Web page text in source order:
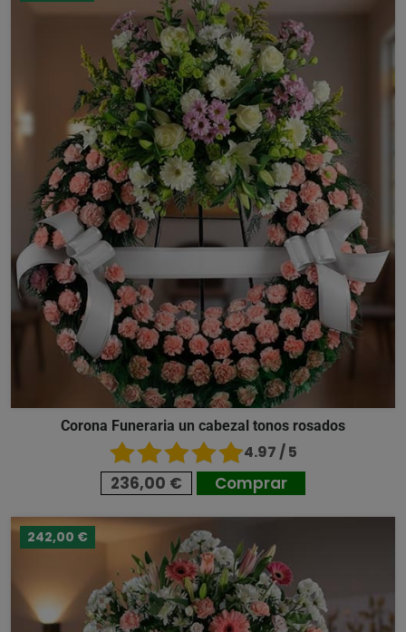
Corona Funeraria un cabezal tonos rosados
4.97 / 5
236,00 € Comprar
242,00 €